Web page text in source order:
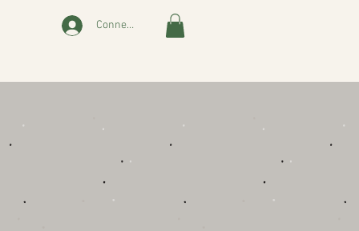
Connexion